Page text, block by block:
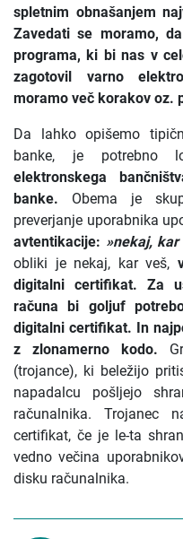
spletnim obnašanjem
Zavedati se moramo,
programa, ki bi nas v
zagotovil varno
moramo več korakov oz.
Da lahko opišemo
banke, je potrebno
elektronskega
banke. Obema je
preverjanje uporabnika
avtentikacije: »nekaj,
obliki je nekaj, kar veš,
digitalni certifikat.
Za
računa bi goljuf
digitalni certifikat. In
z zlonamerno kodo.
(trojance), ki beležijo
napadalcu pošljejo
računalnika. Trojanec
certifikat, če je le-ta
vedno večina
disku računalnika.